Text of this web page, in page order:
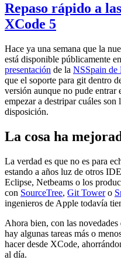
Repaso rápido a
XCode 5
Hace ya una semana que la
está disponible públicamente
presentación de la NSSpain de
que el soporte para git dentro
versión aunque no pude
empezar a destripar cuáles son
disposición.
La cosa ha
La verdad es que no es para
estando a años luz de otros
Eclipse, Netbeams o los
con SourceTree, Git Towero
ingenieros de Apple todavía
Ahora bien, con las
hay algunas tareas más o
hacer desde XCode,
al día.